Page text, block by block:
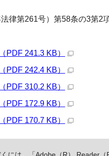
律第261号）第58条の3第2
PDF 241.3 KB）
PDF 242.4 KB）
PDF 310.2 KB）
PDF 172.9 KB）
PDF 170.7 KB）